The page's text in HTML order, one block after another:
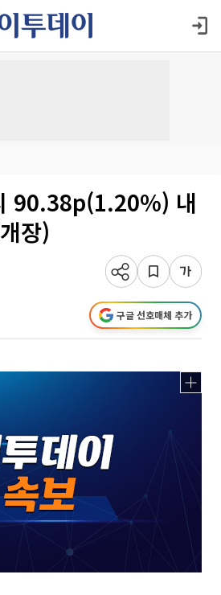
90.38p(1.20%) 내
장)
구글 선호매체 추가